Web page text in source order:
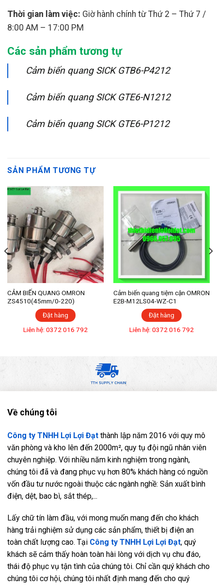
Thời gian làm việc: Giờ hành chính từ Thứ 2 – Thứ 7 /
8:00 AM – 17:00 PM
Các sản phẩm tương tự
Cảm biến quang SICK GTB6-P4212
Cảm biến quang SICK GTE6-N1212
Cảm biến quang SICK GTE6-P1212
SẢN PHẨM TƯƠNG TỰ
CẢM BIẾN QUANG OMRON
ZS4510(45mm/0-220)
Đặt hàng
Liên hệ: 0372 016 792
Cảm biến quang tiệm cận OMRON
E2B-M12LS04-WZ-C1
Đặt hàng
Liên hệ: 0372 016 792
Về chúng tôi
Công ty TNHH Lợi Lợi Đạt thành lập năm 2016 với quy mô
văn phòng và kho lên đến 2000m², quy tụ đội ngũ nhân viên
chuyên nghiệp. Với nhiều năm kinh nghiệm trong ngành,
chúng tôi đã và đang phục vụ hơn 80% khách hàng có nguồn
vốn đầu tư nước ngoài thuộc các ngành nghề: Sản xuất bình
điện, dệt, bao bì, sắt thép,...
Lấy chữ tín làm đầu, với mong muốn mang đến cho khách
hàng trải nghiệm sử dụng các sản phẩm, thiết bị điện an
toàn chất lượng cao. Tại Công ty TNHH Lợi Lợi Đạt, quý
khách sẽ cảm thấy hoàn toàn hài lòng với dịch vụ chu đáo,
thái độ phục vụ tận tình của chúng tôi. Chỉ cần quý khách cho
chúng tôi cơ hội, chúng tôi nhất định mang đến cho quý